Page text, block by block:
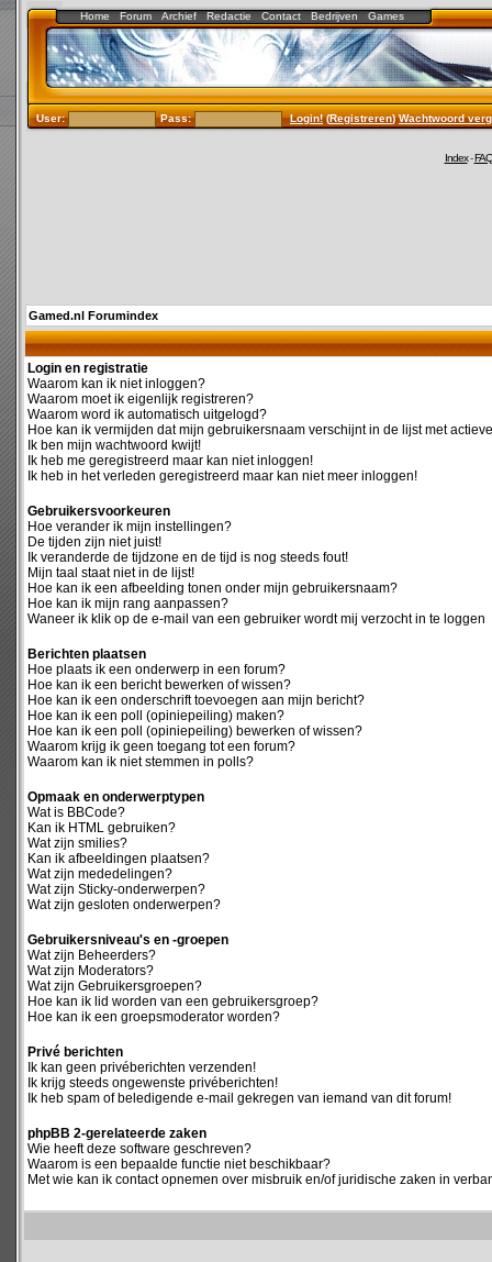
Home Forum Archief Redactie Contact Bedrijven Games
User: Pass: Login!(Registreren)Wachtwoord
Index-FAQ
Gamed.nl Forumindex
Login en registratie
Waarom kan ik niet inloggen?
Waarom moet ik eigenlijk registreren?
Waarom word ik automatisch uitgelogd?
Hoe kan ik vermijden dat mijn gebruikersnaam verschijnt in de lijst met
Ik ben mijn wachtwoord kwijt!
Ik heb me geregistreerd maar kan niet inloggen!
Ik heb in het verleden geregistreerd maar kan niet meer inloggen!
Gebruikersvoorkeuren
Hoe verander ik mijn instellingen?
De tijden zijn niet juist!
Ik veranderde de tijdzone en de tijd is nog steeds fout!
Mijn taal staat niet in de lijst!
Hoe kan ik een afbeelding tonen onder mijn gebruikersnaam?
Hoe kan ik mijn rang aanpassen?
Waneer ik klik op de e-mail van een gebruiker wordt mij verzocht in te loggen
Berichten plaatsen
Hoe plaats ik een onderwerp in een forum?
Hoe kan ik een bericht bewerken of wissen?
Hoe kan ik een onderschrift toevoegen aan mijn bericht?
Hoe kan ik een poll (opiniepeiling) maken?
Hoe kan ik een poll (opiniepeiling) bewerken of wissen?
Waarom krijg ik geen toegang tot een forum?
Waarom kan ik niet stemmen in polls?
Opmaak en onderwerptypen
Wat is BBCode?
Kan ik HTML gebruiken?
Wat zijn smilies?
Kan ik afbeeldingen plaatsen?
Wat zijn mededelingen?
Wat zijn Sticky-onderwerpen?
Wat zijn gesloten onderwerpen?
Gebruikersniveau's en -groepen
Wat zijn Beheerders?
Wat zijn Moderators?
Wat zijn Gebruikersgroepen?
Hoe kan ik lid worden van een gebruikersgroep?
Hoe kan ik een groepsmoderator worden?
Privé berichten
Ik kan geen privéberichten verzenden!
Ik krijg steeds ongewenste privéberichten!
Ik heb spam of beledigende e-mail gekregen van iemand van dit forum!
phpBB 2-gerelateerde zaken
Wie heeft deze software geschreven?
Waarom is een bepaalde functie niet beschikbaar?
Met wie kan ik contact opnemen over misbruik en/of juridische zaken in